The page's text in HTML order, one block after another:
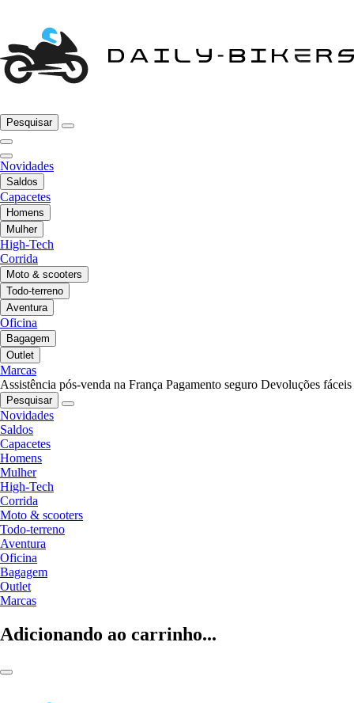
Pesquisar
Novidades
Saldos
Capacetes
Homens
Mulher
High-Tech
Corrida
Moto & scooters
Todo-terreno
Aventura
Oficina
Bagagem
Outlet
Marcas
Assistência pós-venda na França Pagamento seguro Devoluções fáceis
Pesquisar
Novidades
Saldos
Capacetes
Homens
Mulher
High-Tech
Corrida
Moto & scooters
Todo-terreno
Aventura
Oficina
Bagagem
Outlet
Marcas
Adicionando ao carrinho...